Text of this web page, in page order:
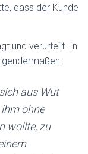
dass der Kunde
und verurteilt. In
aus Wut
ohne
wollte, zu